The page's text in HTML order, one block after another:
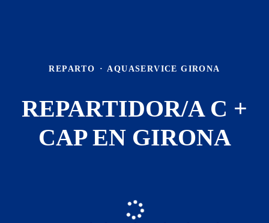
REPARTO · AQUASERVICE GIRONA
REPARTIDOR/A C +
CAP EN GIRONA